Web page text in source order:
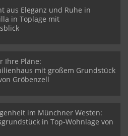
aus Eleganz und Ruhe in
in Toplage mit
Ihre Pläne:
mit großem Grundstück
Gröbenzell
im Münchner Westen:
in Top-Wohnlage von